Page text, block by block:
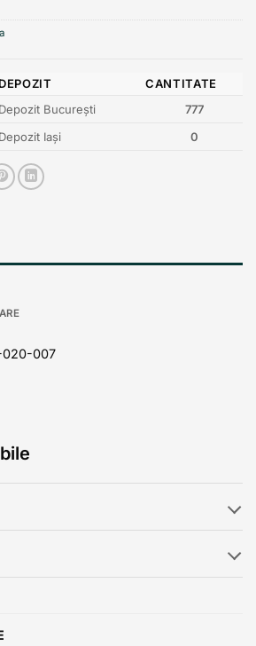
DEPOZIT CANTITATE
Depozit București 777
Depozit Iași 0
020-007